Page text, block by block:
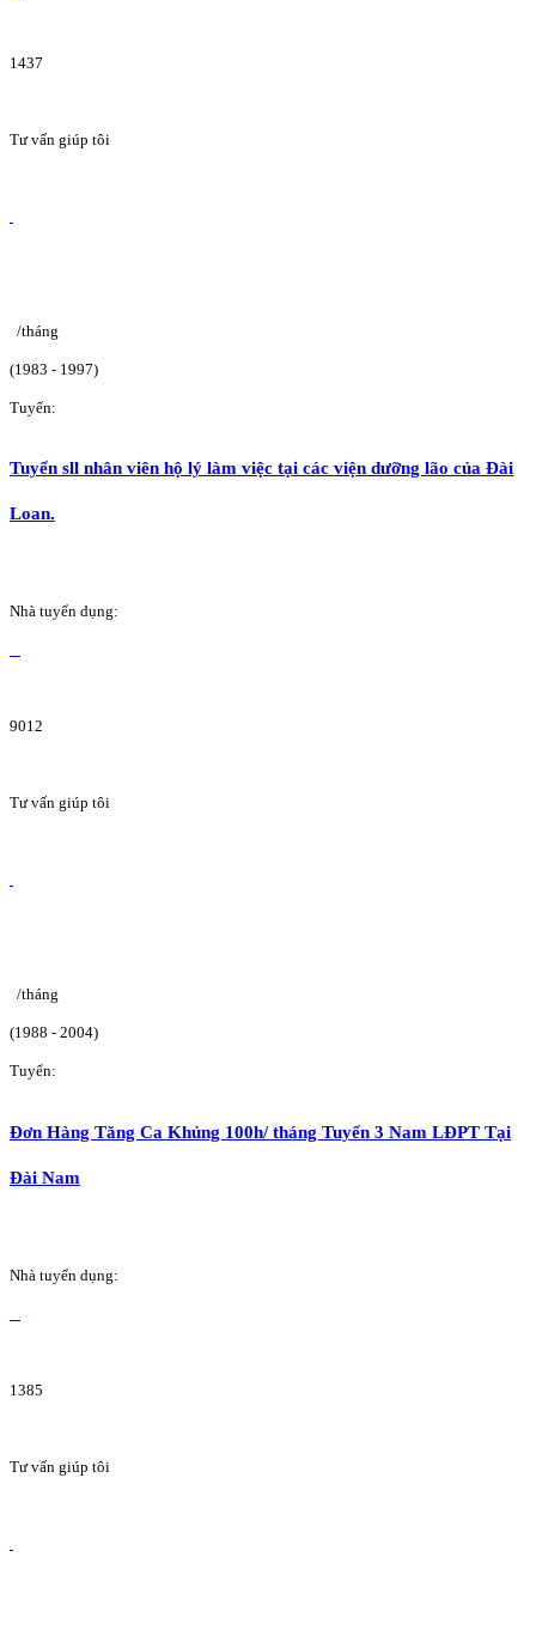
1437
Tư vấn giúp tôi
/tháng
(1983 - 1997)
Tuyển:
Tuyển sll nhân viên hộ lý làm việc tại các viện dưỡng lão của Đài
Loan.
Nhà tuyển dụng:
9012
Tư vấn giúp tôi
/tháng
(1988 - 2004)
Tuyển:
Đơn Hàng Tăng Ca Khủng 100h/ tháng Tuyển 3 Nam LĐPT Tại
Đài Nam
Nhà tuyển dụng:
1385
Tư vấn giúp tôi